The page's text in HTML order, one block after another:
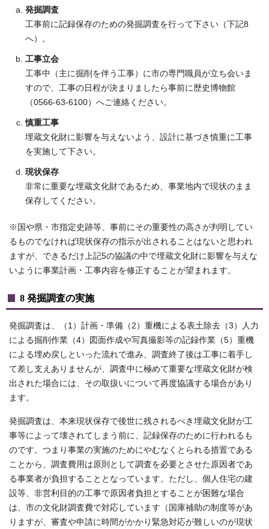
発掘調査
工事前に記録保存のための発掘調査を行って下さい（下記8
へ）。
工事立会
工事中（主に掘削を伴う工事）に市の専門職員が立ち会いま
すので、工事の日程が決まりましたら事前に歴史博物館
（0566‐63‐6100）へご連絡ください。
慎重工事
埋蔵文化財に影響を与えないよう、設計に基づき慎重に工事
を実施して下さい。
現状保存
非常に重要な埋蔵文化財であるため、事業地内で現状のまま
保存してください。
※国や県・市指定史跡等、事前にその重要性の高さが判明してい
るものでなければ現状保存の指示が出されることはないと思われ
ますが、できるだけ上記5の協議の中で埋蔵文化財に影響を与えな
いように事業計画・工事内容を修正することが望まれます。
8 発掘調査の実施
発掘調査は、（1）計画・準備（2）重機による表土除去（3）人力
による掘削作業（4）図面作成や写真撮影等の記録作業（5）重機
による埋め戻しといった流れで進み、調査終了後は工事に着手し
て差し支えありませんが、調査中に極めて重要な埋蔵文化財が検
出された場合には、その取扱いについて再度協議する場合があり
ます。
発掘調査は、本来現状保存で後世に残されるべき埋蔵文化財が工
事等によって壊されてしまう前に、記録保存のために行われるも
のです。つまり事業の実施のためにやむなくとられる措置である
ことから、調査費用は原則として調査を必要とさせた原因者であ
る事業者が負担することとなっています。ただし、個人住宅の建
設等、非営利目的の工事で原因者負担とすることが困難な場合
は、市の文化財調査費で対応しています（国庫補助の制度等があ
りますが、審査や申請に時間がかかり緊急対応が難しいのが現状